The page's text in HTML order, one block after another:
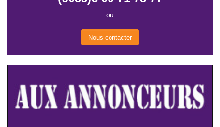
ou
Nous contacter